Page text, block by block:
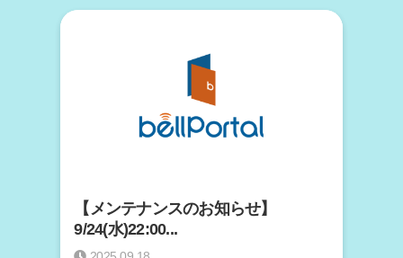
【メンテナンスのお知らせ】
9/24(水)22:00...